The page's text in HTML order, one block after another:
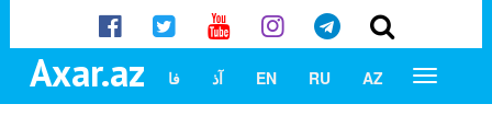
Axar.az AZ
RU
EN آذ فا